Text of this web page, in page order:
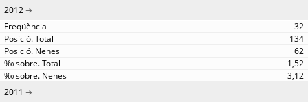
2012
32
134
62
1,52
3,12
2011